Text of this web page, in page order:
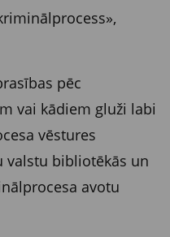
pēc
vai kādiem gluži labi
vēstures
valstu bibliotēkās un
avotu